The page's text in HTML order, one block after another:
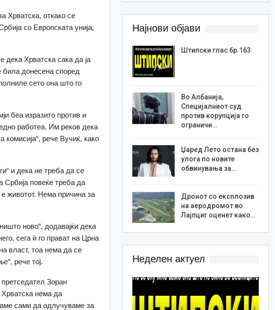
Хрватска, откако се
со Европската унија,
дека Хрватска сака да ја
била донесена според
сето она што го
беа изразито против и
работеа. Им реков дека
рече Вучиќ, како
и дека не треба да се
Србија повеќе треба да
животот. Нема причина за
ново“, додавајќи дека
сега ѝ го прават на Црна
власт, тоа нема да се
рече тој.
претседател Зоран
нема да
сами да одлучуваме за
Најнови објави
Штипски глас бр.163
Во Албанија,
Специјалниот суд
против корупција го
ограничи…
Џаред Лето остана без
улога по новите
обвинувања за…
Дронот со експлозив
на аеродромот во
Лајпциг оценет како…
Неделен актуел